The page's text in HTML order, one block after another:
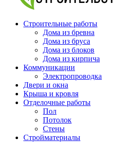
v-plast.ru Строительство и ремонт
Строительные работы
Дома из бревна
Дома из бруса
Дома из блоков
Дома из кирпича
Коммуникации
Электропроводка
Двери и окна
Крыша и кровля
Отделочные работы
Пол
Потолок
Стены
Стройматериалы